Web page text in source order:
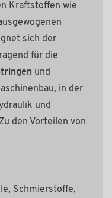
Kraftstoffen wie
sich der
für die
und
in der
und
den Vorteilen von
Schmierstoffe,